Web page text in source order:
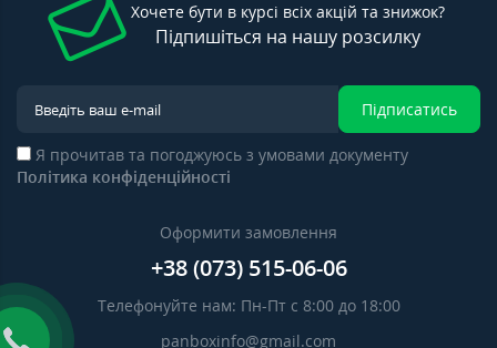
Хочете бути в курсі всіх акцій та знижок?
Підпишіться на нашу розсилку
Підписатись
Я прочитав та погоджуюсь з умовами документу
Політика конфіденційності
Оформити замовлення
+38 (073) 515-06-06
Телефонуйте нам: Пн-Пт с 8:00 до 18:00
panboxinfo@gmail.com